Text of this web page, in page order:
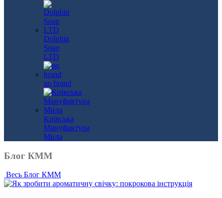
Dolphin
Soap
LTD
no brand
Київська
Мануфактура
Мила
Блог КММ
Весь Блог КММ